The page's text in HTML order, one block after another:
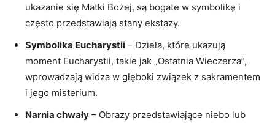
ukazanie się Matki Bożej, są bogate w symbolikę i
często przedstawiają stany ekstazy.
Symbolika Eucharystii – Dzieła, które ukazują
moment Eucharystii, takie jak „Ostatnia Wieczerza”,
wprowadzają widza w głęboki związek z sakramentem
i jego misterium.
Narnia chwały – Obrazy przedstawiające niebo lub